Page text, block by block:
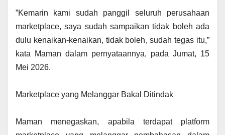
‎”Kemarin kami sudah panggil seluruh perusahaan
marketplace, saya sudah sampaikan tidak boleh ada
dulu kenaikan-kenaikan, tidak boleh, sudah tegas itu,”
kata Maman dalam pernyataannya, pada Jumat, 15
Mei 2026.
‎Marketplace yang Melanggar Bakal Ditindak
‎Maman menegaskan, apabila terdapat platform